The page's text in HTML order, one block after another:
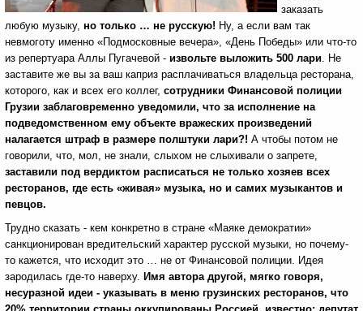
заказать
любую музыку, но только … не русскую! Ну, а если вам так
невмоготу именно «Подмосковные вечера», «День Победы» или что-то
из репертуара Аллы Пугачевой - извольте выложить 500 лари. Не
заставите же вы за ваш каприз расплачиваться владельца ресторана,
которого, как и всех его коллег, сотрудники Финансовой полиции
Грузии заблаговременно уведомили, что за исполнение на
подведомственном ему объекте вражеских произведений
налагается штраф в размере полштуки лари?! А чтобы потом не
говорили, что, мол, не знали, слыхом не слыхивали о запрете,
заставили под вердиктом расписаться не только хозяев всех
ресторанов, где есть «живая» музыка, но и самих музыкантов и
певцов.
Трудно сказать - кем конкретно в стране «Маяке демократии»
санкционирован вредительский характер русской музыки, но почему-
то кажется, что исходит это … не от Финансовой полиции. Идея
зародилась где-то наверху. Имя автора другой, мягко говоря,
несуразной идеи - указывать в меню грузинских ресторанов, что